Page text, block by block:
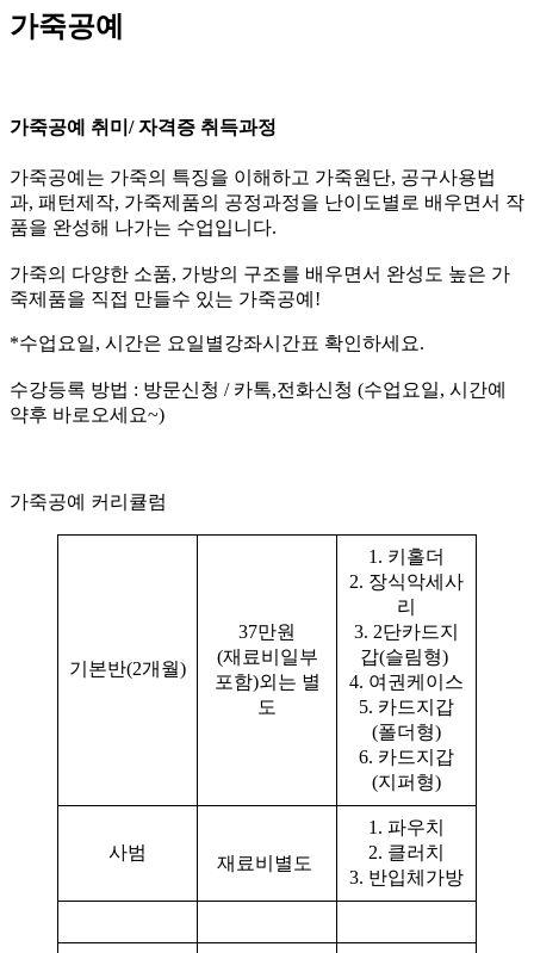
가죽공예
가죽공예 취미/ 자격증 취득과정
가죽공예는 가죽의 특징을 이해하고 가죽원단, 공구사용법
과, 패턴제작, 가죽제품의 공정과정을 난이도별로 배우면서 작
품을 완성해 나가는 수업입니다.
가죽의 다양한 소품, 가방의 구조를 배우면서 완성도 높은 가
죽제품을 직접 만들수 있는 가죽공예!
*수업요일, 시간은 요일별강좌시간표 확인하세요.
수강등록 방법 : 방문신청 / 카톡,전화신청 (수업요일, 시간예
약후 바로오세요~)
가죽공예 커리큘럼
기본반(2개월)
37만원
(재료비일부
포함)외는 별
도
1. 키홀더
2. 장식악세사
리
3. 2단카드지
갑(슬림형)
4. 여권케이스
5. 카드지갑
(폴더형)
6. 카드지갑
(지퍼형)
사범
재료비별도
1. 파우치
2. 클러치
3. 반입체가방